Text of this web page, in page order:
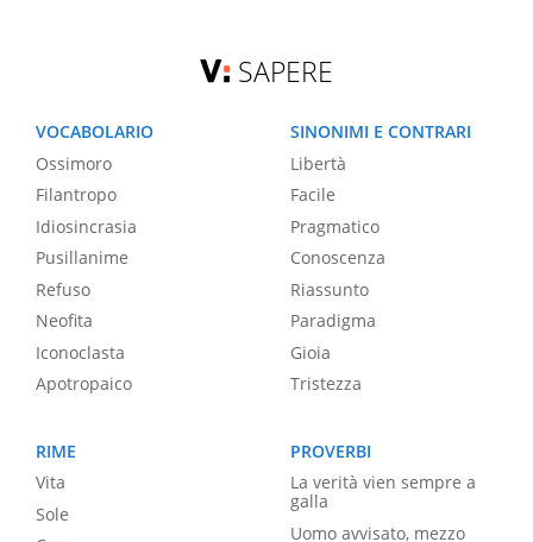
SAPERE
VOCABOLARIO
Ossimoro
Filantropo
Idiosincrasia
Pusillanime
Refuso
Neofita
Iconoclasta
Apotropaico
SINONIMI E CONTRARI
Libertà
Facile
Pragmatico
Conoscenza
Riassunto
Paradigma
Gioia
Tristezza
RIME
Vita
Sole
PROVERBI
La verità vien sempre a
galla
Uomo avvisato, mezzo